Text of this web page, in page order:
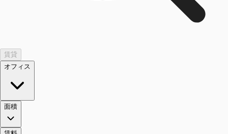
賃貸
オフィス
面積